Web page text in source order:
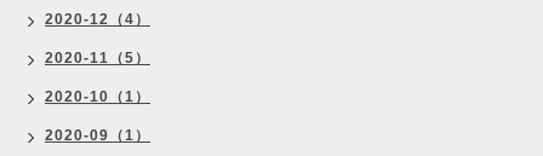
2020-12（4）
2020-11（5）
2020-10（1）
2020-09（1）